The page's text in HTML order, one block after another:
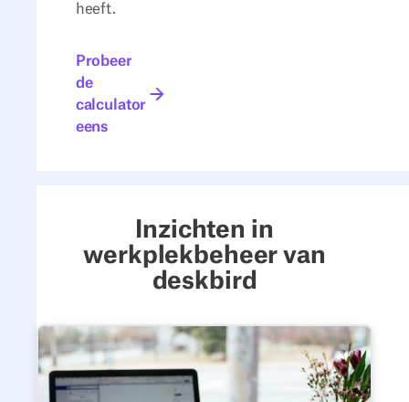
heeft.
Probeer de calculator eens
Probeer
de
calculator
eens
Inzichten in
werkplekbeheer van
deskbird
Blog